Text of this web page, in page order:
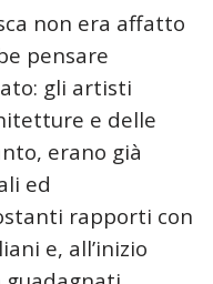
non era affatto
pensare
gli artisti
e delle
erano già
ed
rapporti con
e, all’inizio